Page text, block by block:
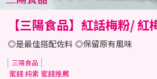
【三陽食品】紅話梅粉/ 紅
◎是最佳搭配佐料 ◎保留原有風味
三陽食品
蜜餞 純素 蜜餞推薦